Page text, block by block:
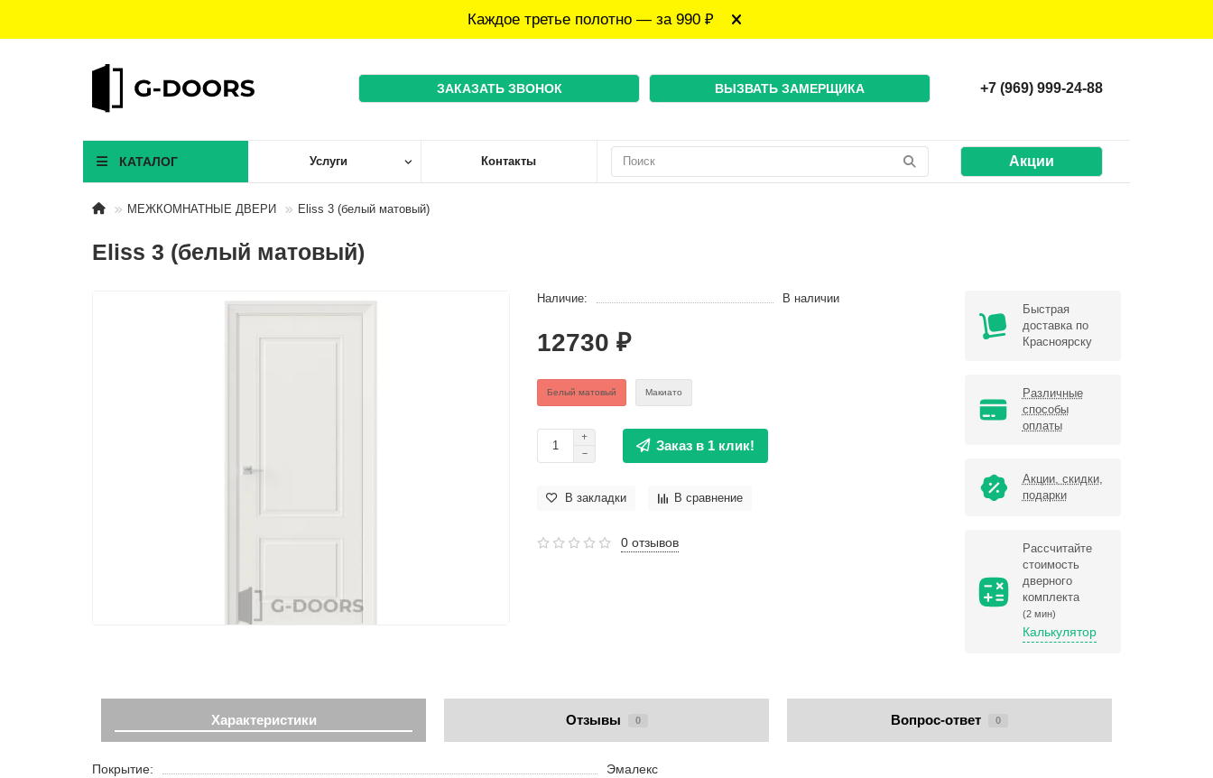
Каждое третье полотно — за 990 ₽
ЗАКАЗАТЬ ЗВОНОК ВЫЗВАТЬ ЗАМЕРЩИКА +7 (969) 999-24-88
КАТАЛОГ Услуги Контакты Акции
МЕЖКОМНАТНЫЕ ДВЕРИ Eliss 3 (белый матовый)
Eliss 3 (белый матовый)
Наличие: В наличии
12730 ₽
Белый матовый Макиато
Заказ в 1 клик!
В закладки В сравнение
0 отзывов
Быстрая
доставка по
Красноярску
Различные
способы
оплаты
Акции, скидки,
подарки
Рассчитайте
стоимость
дверного
комплекта
(2 мин)
Калькулятор
Характеристики Отзывы 0 Вопрос-ответ 0
Покрытие:
Эмалекс